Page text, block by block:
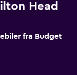
Head
fra Budget